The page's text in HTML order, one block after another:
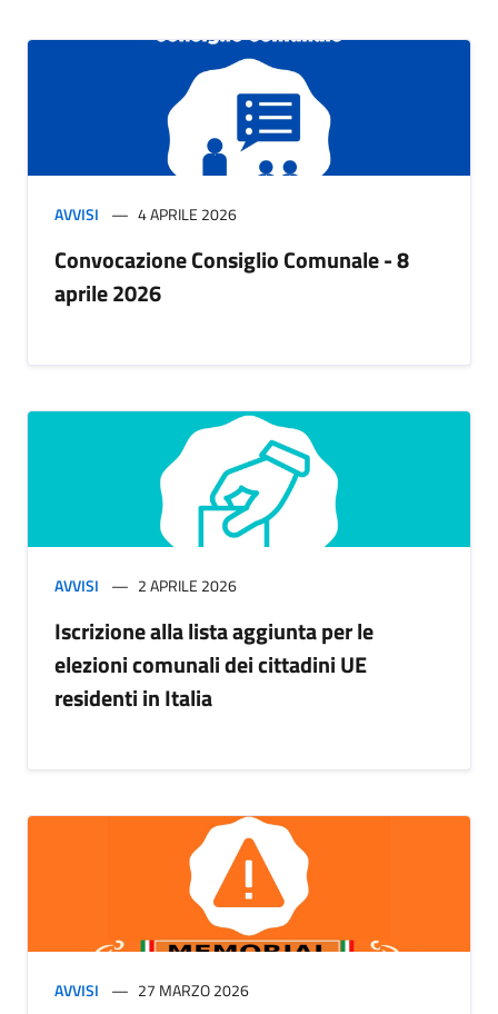
AVVISI 4 APRILE 2026
Convocazione Consiglio Comunale - 8
aprile 2026
AVVISI 2 APRILE 2026
Iscrizione alla lista aggiunta per le
elezioni comunali dei cittadini UE
residenti in Italia
AVVISI 27 MARZO 2026